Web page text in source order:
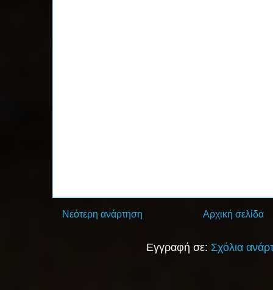
Νεότερη ανάρτηση Αρχική σελίδα
Εγγραφή σε: Σχόλια